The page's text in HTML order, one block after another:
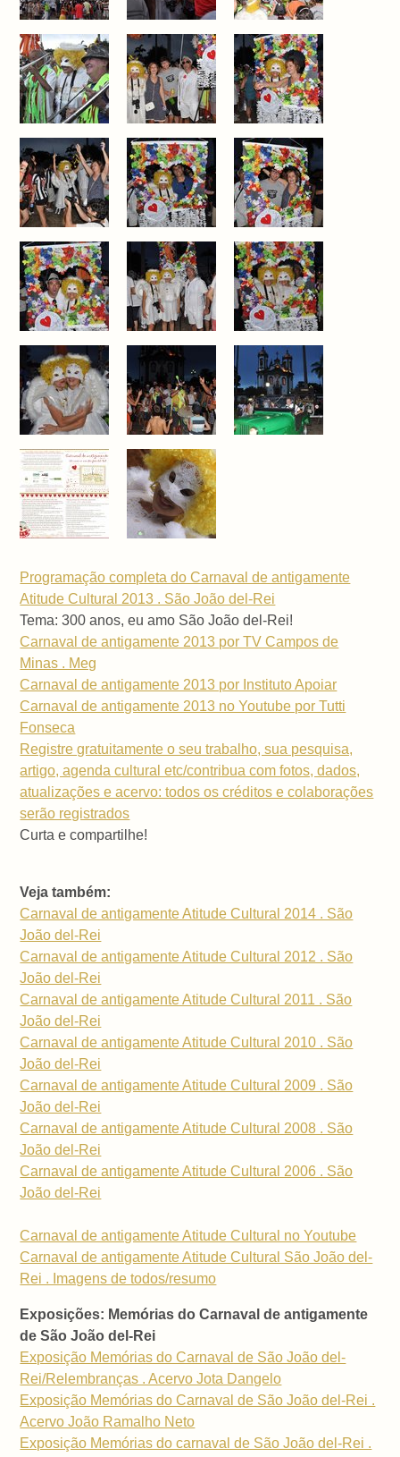
Programação completa do Carnaval de antigamente
Atitude Cultural 2013 . São João del-Rei
Tema: 300 anos, eu amo São João del-Rei!
Carnaval de antigamente 2013 por TV Campos de
Minas . Meg
Carnaval de antigamente 2013 por Instituto Apoiar
Carnaval de antigamente 2013 no Youtube por Tutti
Fonseca
Registre gratuitamente o seu trabalho, sua pesquisa,
artigo, agenda cultural etc/contribua com fotos, dados,
atualizações e acervo: todos os créditos e colaborações
serão registrados
Curta e compartilhe!
Veja também:
Carnaval de antigamente Atitude Cultural 2014 . São
João del-Rei
Carnaval de antigamente Atitude Cultural 2012 . São
João del-Rei
Carnaval de antigamente Atitude Cultural 2011 . São
João del-Rei
Carnaval de antigamente Atitude Cultural 2010 . São
João del-Rei
Carnaval de antigamente Atitude Cultural 2009 . São
João del-Rei
Carnaval de antigamente Atitude Cultural 2008 . São
João del-Rei
Carnaval de antigamente Atitude Cultural 2006 . São
João del-Rei
Carnaval de antigamente Atitude Cultural no Youtube
Carnaval de antigamente Atitude Cultural São João del-
Rei . Imagens de todos/resumo
Exposições: Memórias do Carnaval de antigamente
de São João del-Rei
Exposição Memórias do Carnaval de São João del-
Rei/Relembranças . Acervo Jota Dangelo
Exposição Memórias do Carnaval de São João del-Rei .
Acervo João Ramalho Neto
Exposição Memórias do carnaval de São João del-Rei .